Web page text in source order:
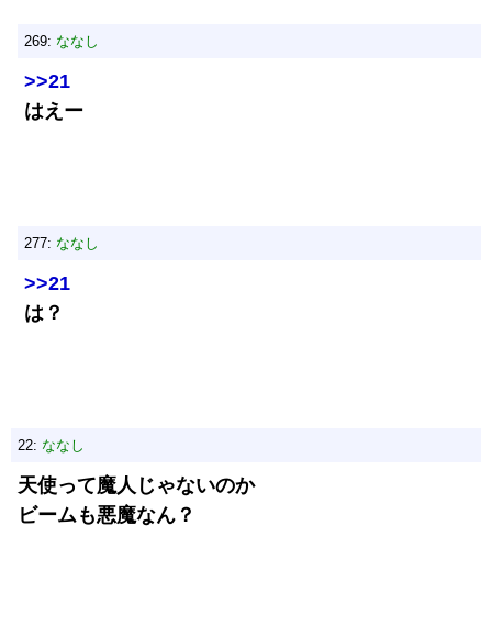
269: ななし
>>21
はえー
277: ななし
>>21
は？
22: ななし
天使って魔人じゃないのか
ビームも悪魔なん？